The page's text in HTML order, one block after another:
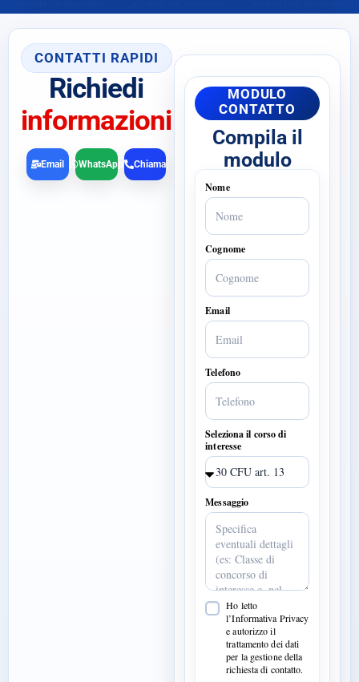
CONTATTI RAPIDI
Richiedi
informazioni
Chiama
Email WhatsApp
MODULO
CONTATTO
Compila il
modulo
Nome
Cognome
Email
Telefono
Seleziona il corso di
interesse
Messaggio
Ho letto
l’Informativa Privacy
e autorizzo il
trattamento dei dati
per la gestione della
richiesta di contatto.